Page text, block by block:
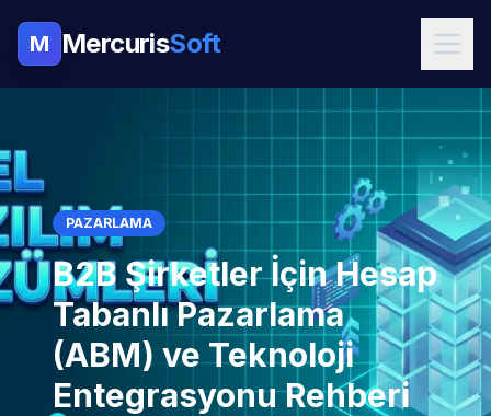
M MercurisSoft
PAZARLAMA
B2B Şirketler İçin Hesap
Tabanlı Pazarlama
(ABM) ve Teknoloji
Entegrasyonu Rehberi